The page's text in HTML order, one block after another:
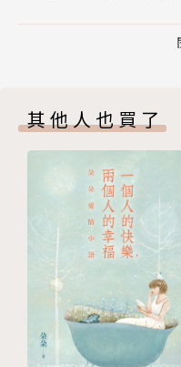
員雖搜得數件證物卻
澤發現的一只人耳僅經
者側寫，並從衣物推
►鑑識彈道學、比
彈上的痕跡比對出射
理，要怎麼向他們解
一九三三年，加州柏
燈和數千本書籍的實
希正埋首鑽研證物。
在搜尋線索、確立證
9 支離破碎：貝西．費
10 扣下板機：馬汀．
後記 結案
致謝
版權頁
其他人也買了